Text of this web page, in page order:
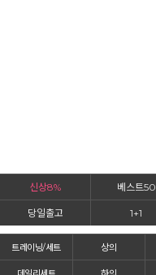
신상8% 베스트50
당일출고 1+1
트레이닝/세트 상의